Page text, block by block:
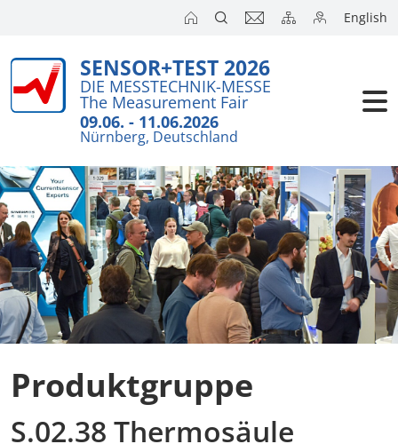
English
SENSOR+TEST 2026
DIE MESSTECHNIK-MESSE
The Measurement Fair
09.06. - 11.06.2026
Nürnberg, Deutschland
Produktgruppe
S.02.38 Thermosäule